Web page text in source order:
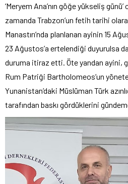
‘Meryem Ana’nın göğe yükseliş
zamanda Trabzon’un fetih tarihi
Manastırı’nda planlanan ayinin 15
23 Ağustos’a ertelendiği duyurulsa
duruma itiraz etti. Öte yandan ayini,
Rum Patriği Bartholomeos’un
Yunanistan’daki Müslüman Türk
tarafından baskı gördüklerini